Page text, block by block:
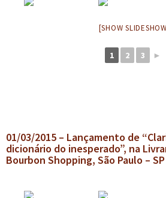
[SHOW
1 2 3 ►
01/03/2015 – Lançamento de
dicionário do inesperado”, na
Bourbon Shopping, São Paulo – SP